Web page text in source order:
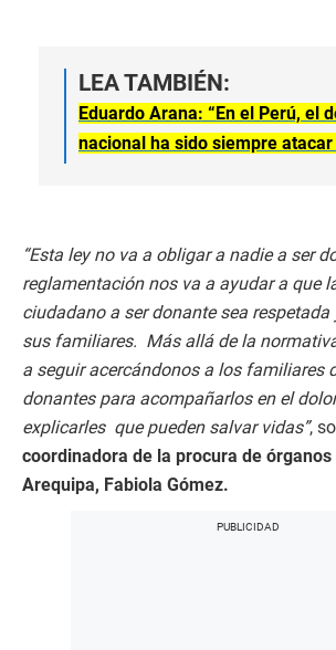
LEA TAMBIÉN:
Eduardo Arana: “En el Perú, el
nacional ha sido siempre
“Esta ley no va a obligar a nadie a ser
reglamentación nos va a ayudar a que
ciudadano a ser donante sea
sus familiares. Más allá de la
a seguir acercándonos a los familiares
donantes para acompañarlos en el
explicarles que pueden salvar vidas”,
coordinadora de la procura de órganos
Arequipa, Fabiola Gómez.